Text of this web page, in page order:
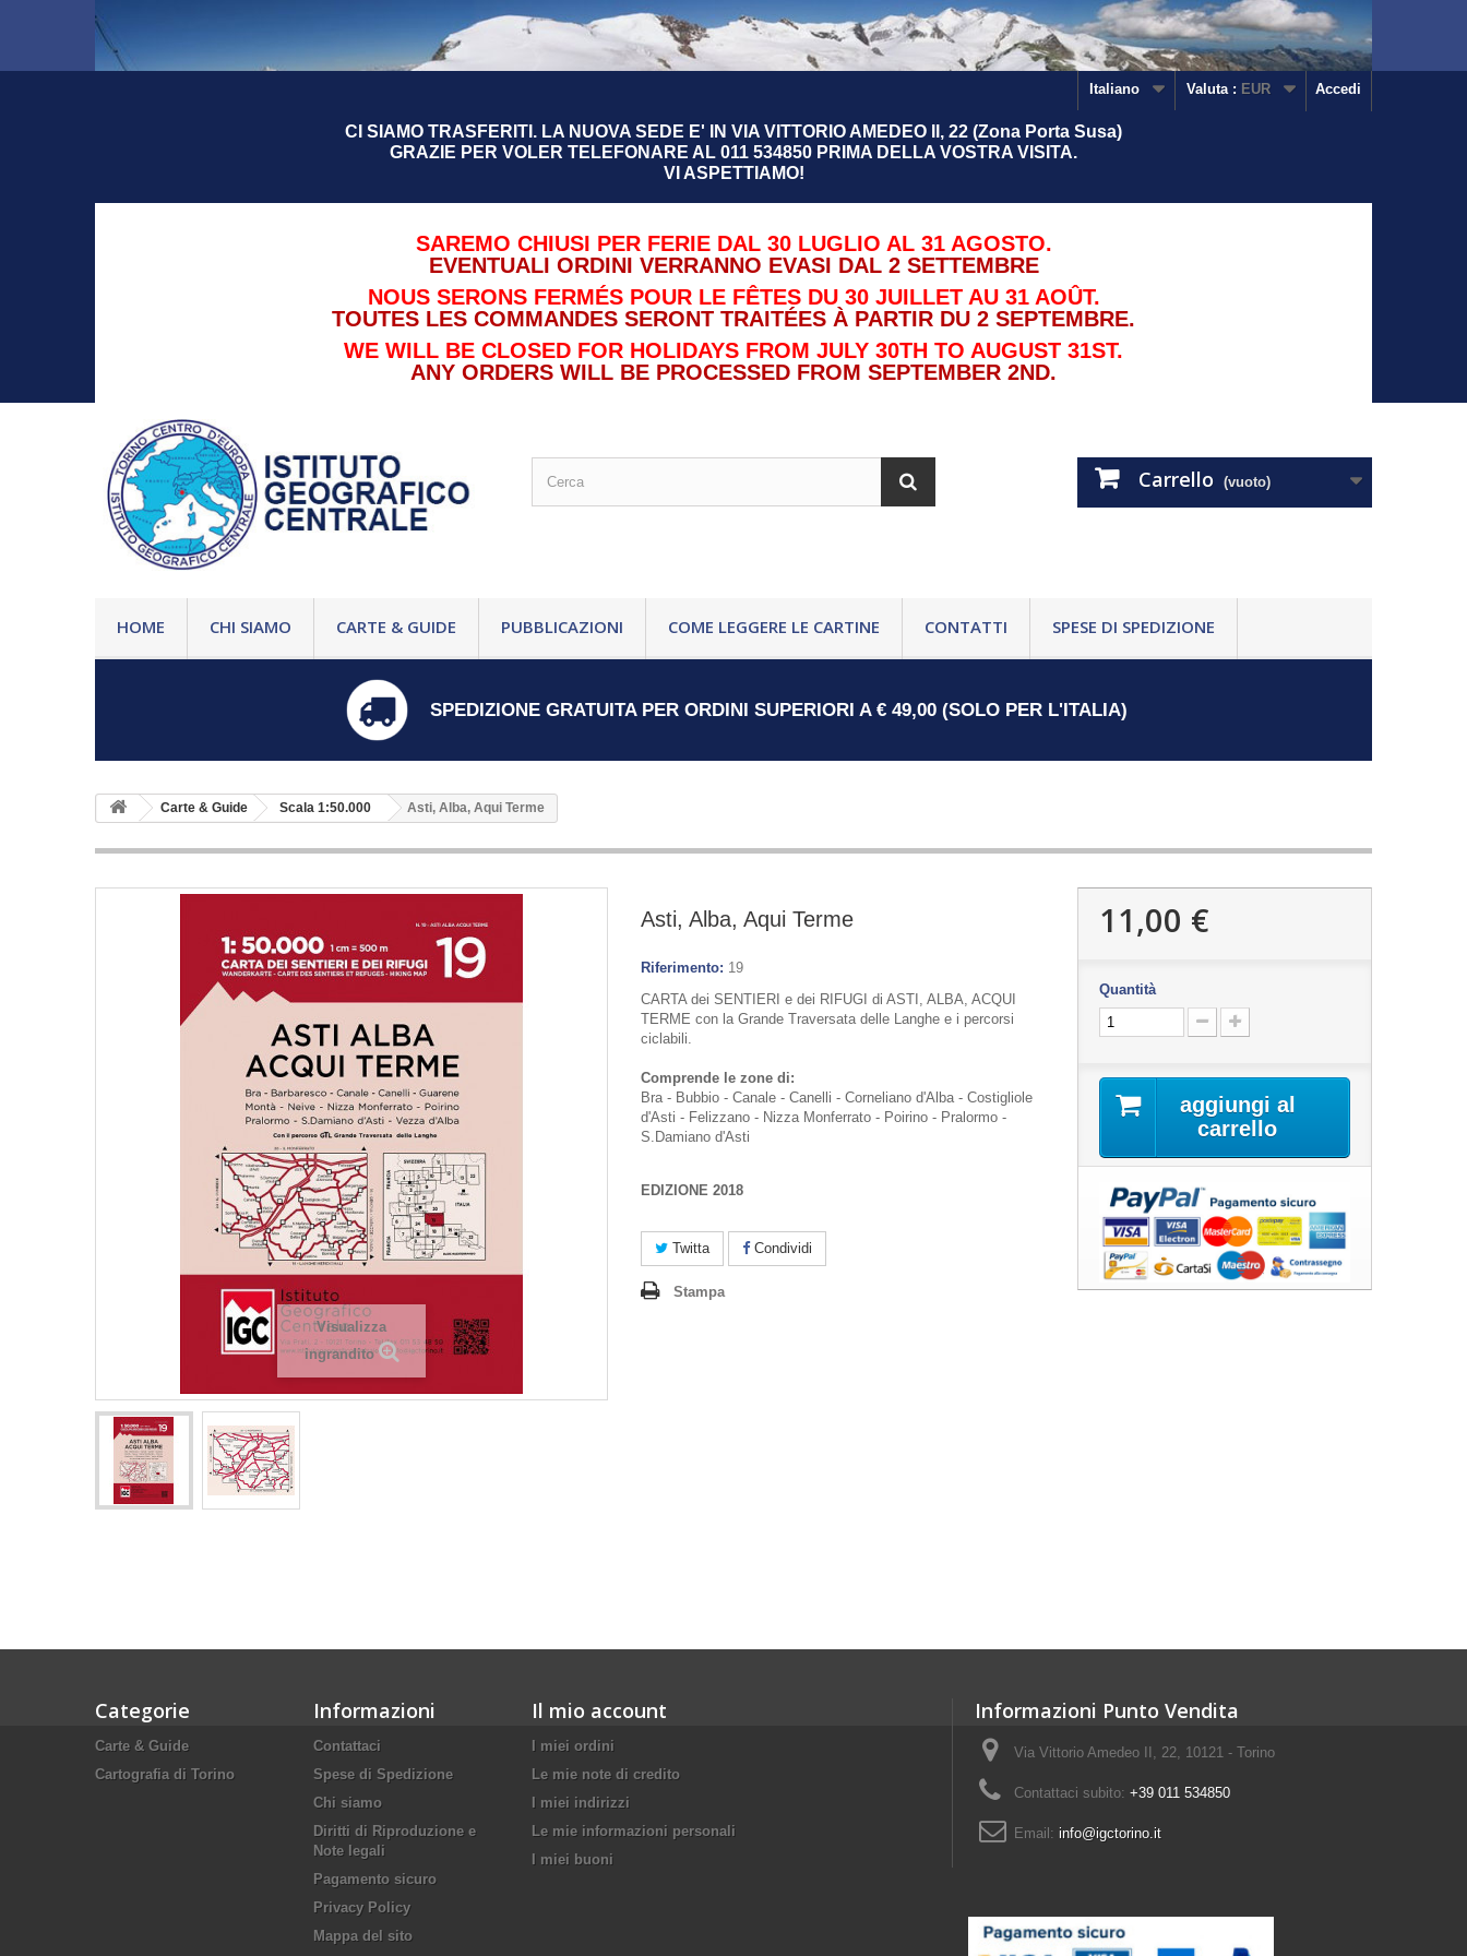
Accedi
Valuta : EUR
Italiano
CI SIAMO TRASFERITI. LA NUOVA SEDE E' IN VIA VITTORIO AMEDEO II, 22 (Zona Porta Susa)
GRAZIE PER VOLER TELEFONARE AL 011 534850 PRIMA DELLA VOSTRA VISITA.
VI ASPETTIAMO!
SAREMO CHIUSI PER FERIE DAL 30 LUGLIO AL 31 AGOSTO.
EVENTUALI ORDINI VERRANNO EVASI DAL 2 SETTEMBRE
NOUS SERONS FERMÉS POUR LE FÊTES DU 30 JUILLET AU 31 AOÛT.
TOUTES LES COMMANDES SERONT TRAITÉES À PARTIR DU 2 SEPTEMBRE.
WE WILL BE CLOSED FOR HOLIDAYS FROM JULY 30TH TO AUGUST 31ST.
ANY ORDERS WILL BE PROCESSED FROM SEPTEMBER 2ND.
Carrello (vuoto)
HOME CHI SIAMO CARTE & GUIDE PUBBLICAZIONI COME LEGGERE LE CARTINE CONTATTI SPESE DI SPEDIZIONE
SPEDIZIONE GRATUITA PER ORDINI SUPERIORI A € 49,00 (SOLO PER L'ITALIA)
Carte & Guide Scala 1:50.000 Asti, Alba, Aqui Terme
Visualizza
ingrandito
Asti, Alba, Aqui Terme
Riferimento: 19
CARTA dei SENTIERI e dei RIFUGI di ASTI, ALBA, ACQUI
TERME con la Grande Traversata delle Langhe e i percorsi
ciclabili.
Comprende le zone di:
Bra - Bubbio - Canale - Canelli - Corneliano d'Alba - Costigliole
d'Asti - Felizzano - Nizza Monferrato - Poirino - Pralormo -
S.Damiano d'Asti
EDIZIONE 2018
Twitta Condividi
Stampa
11,00 €
Quantità
aggiungi al
carrello
Categorie
Carte & Guide
Cartografia di Torino
Informazioni
Contattaci
Spese di Spedizione
Chi siamo
Diritti di Riproduzione e
Note legali
Pagamento sicuro
Privacy Policy
Mappa del sito
Il mio account
I miei ordini
Le mie note di credito
I miei indirizzi
Le mie informazioni personali
I miei buoni
Informazioni Punto Vendita
Via Vittorio Amedeo II, 22, 10121 - Torino
Contattaci subito: +39 011 534850
Email: info@igctorino.it